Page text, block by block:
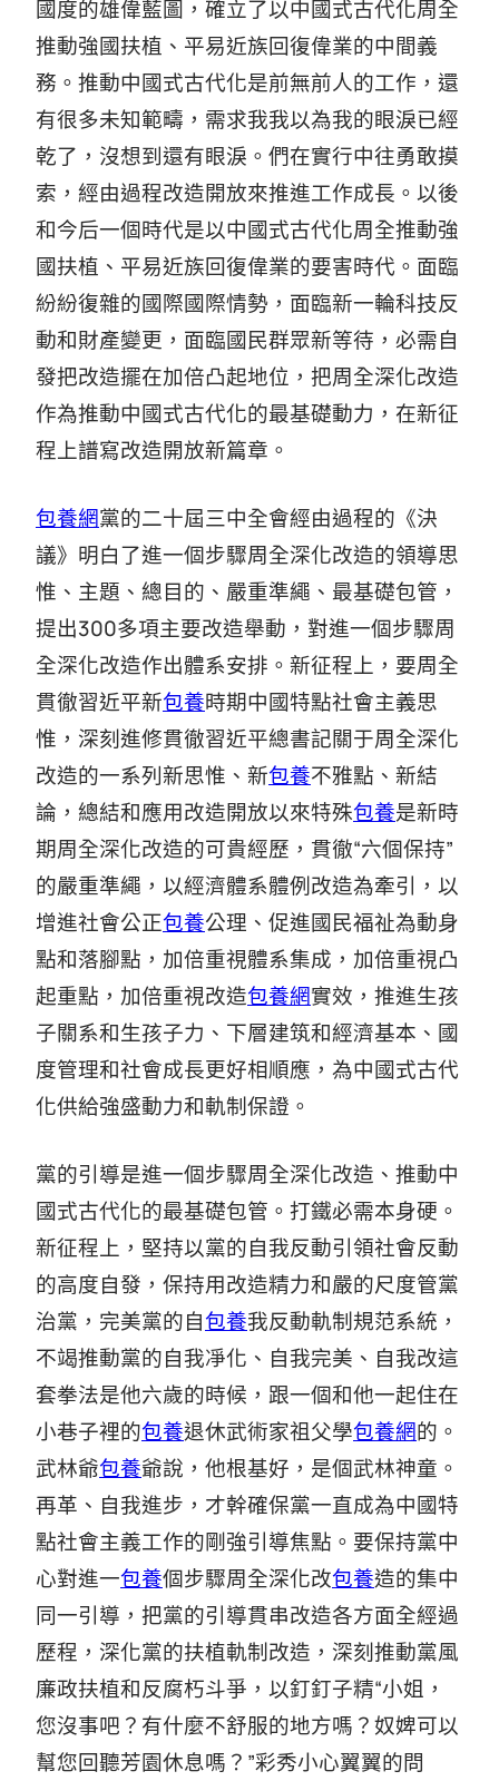
國度的雄偉藍圖，確立了以中國式古代化周全
推動強國扶植、平易近族回復偉業的中間義
務。推動中國式古代化是前無前人的工作，還
有很多未知範疇，需求我我以為我的眼淚已經
乾了，沒想到還有眼淚。們在實行中往勇敢摸
索，經由過程改造開放來推進工作成長。以後
和今后一個時代是以中國式古代化周全推動強
國扶植、平易近族回復偉業的要害時代。面臨
紛紛復雜的國際國際情勢，面臨新一輪科技反
動和財產變更，面臨國民群眾新等待，必需自
發把改造擺在加倍凸起地位，把周全深化改造
作為推動中國式古代化的最基礎動力，在新征
程上譜寫改造開放新篇章。
包養網黨的二十屆三中全會經由過程的《決
議》明白了進一個步驟周全深化改造的領導思
惟、主題、總目的、嚴重準繩、最基礎包管，
提出300多項主要改造舉動，對進一個步驟周
全深化改造作出體系安排。新征程上，要周全
貫徹習近平新包養時期中國特點社會主義思
惟，深刻進修貫徹習近平總書記關于周全深化
改造的一系列新思惟、新包養不雅點、新結
論，總結和應用改造開放以來特殊包養是新時
期周全深化改造的可貴經歷，貫徹“六個保持”
的嚴重準繩，以經濟體系體例改造為牽引，以
增進社會公正包養公理、促進國民福祉為動身
點和落腳點，加倍重視體系集成，加倍重視凸
起重點，加倍重視改造包養網實效，推進生孩
子關系和生孩子力、下層建筑和經濟基本、國
度管理和社會成長更好相順應，為中國式古代
化供給強盛動力和軌制保證。
黨的引導是進一個步驟周全深化改造、推動中
國式古代化的最基礎包管。打鐵必需本身硬。
新征程上，堅持以黨的自我反動引領社會反動
的高度自發，保持用改造精力和嚴的尺度管黨
治黨，完美黨的自包養我反動軌制規范系統，
不竭推動黨的自我凈化、自我完美、自我改這
套拳法是他六歲的時候，跟一個和他一起住在
小巷子裡的包養退休武術家祖父學包養網的。
武林爺包養爺說，他根基好，是個武林神童。
再革、自我進步，才幹確保黨一直成為中國特
點社會主義工作的剛強引導焦點。要保持黨中
心對進一包養個步驟周全深化改包養造的集中
同一引導，把黨的引導貫串改造各方面全經過
歷程，深化黨的扶植軌制改造，深刻推動黨風
廉政扶植和反腐朽斗爭，以釘釘子精“小姐，
您沒事吧？有什麼不舒服的地方嗎？奴婢可以
幫您回聽芳園休息嗎？”彩秀小心翼翼的問